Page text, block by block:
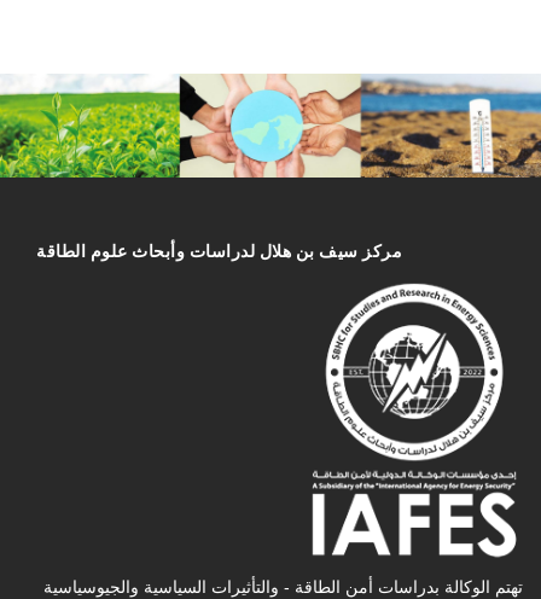
مركز سیف بن هلال لدراسات وأبحاث علوم الطاقة
تهتم الوكالة بدراسات أمن الطاقة - والتأثیرات السیاسیة والجیوسیاسیة